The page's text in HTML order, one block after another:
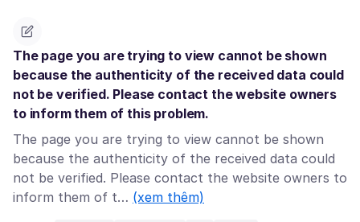
The page you are trying to view cannot be shown
because the authenticity of the received data could
not be verified. Please contact the website owners
to inform them of this problem.
The page you are trying to view cannot be shown
because the authenticity of the received data could
not be verified. Please contact the website owners to
inform them of t… (xem thêm)